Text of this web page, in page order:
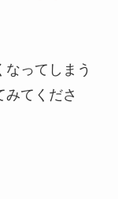
ってしまう
てくださ